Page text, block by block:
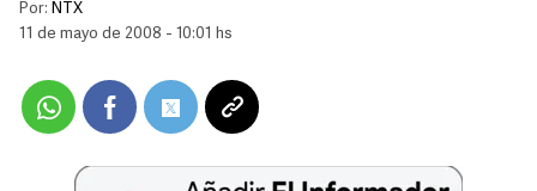
Por: NTX
11 de mayo de 2008 - 10:01 hs